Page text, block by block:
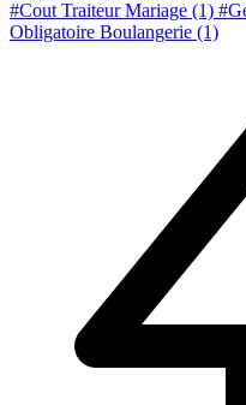
#Cout Traiteur Mariage (1)
Obligatoire Boulangerie (1)